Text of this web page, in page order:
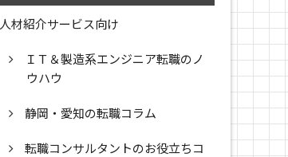
人材紹介サービス向け
ＩＴ＆製造系エンジニア転職のノ
ウハウ
静岡・愛知の転職コラム
転職コンサルタントのお役立ちコ